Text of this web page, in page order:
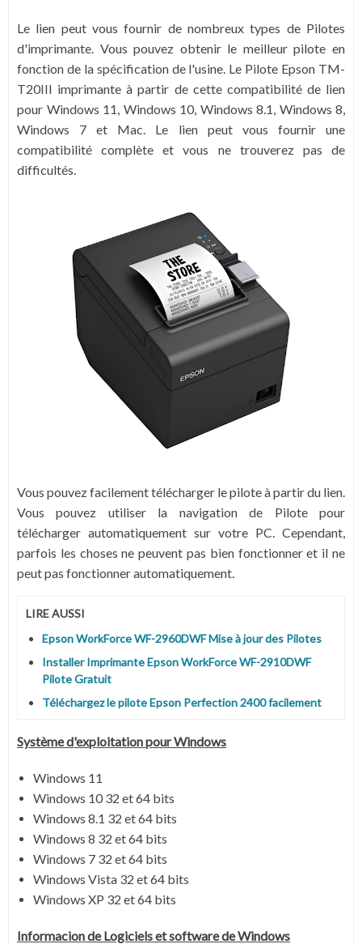
Le lien peut vous fournir de nombreux types de Pilotes
d'imprimante. Vous pouvez obtenir le meilleur pilote en
fonction de la spécification de l'usine. Le Pilote Epson TM-
T20III imprimante à partir de cette compatibilité de lien
pour Windows 11, Windows 10, Windows 8.1, Windows 8,
Windows 7 et Mac. Le lien peut vous fournir une
compatibilité complète et vous ne trouverez pas de
difficultés.
Vous pouvez facilement télécharger le pilote à partir du lien.
Vous pouvez utiliser la navigation de Pilote pour
télécharger automatiquement sur votre PC. Cependant,
parfois les choses ne peuvent pas bien fonctionner et il ne
peut pas fonctionner automatiquement.
LIRE AUSSI
Epson WorkForce WF-2960DWF Mise à jour des Pilotes
Installer Imprimante Epson WorkForce WF-2910DWF
Pilote Gratuit
Téléchargez le pilote Epson Perfection 2400 facilement
Systèmed'exploitation pour Windows
Windows 11
Windows 10 32 et 64 bits
Windows 8.1 32 et 64 bits
Windows 8 32 et 64 bits
Windows 7 32 et 64 bits
Windows Vista 32 et 64 bits
Windows XP 32 et 64 bits
Informacion de Logiciels et software de Windows